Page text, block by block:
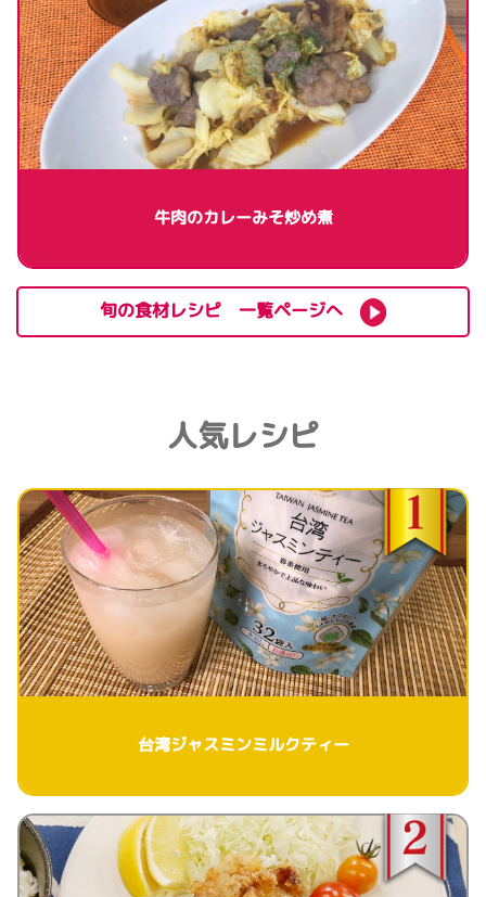
牛肉のカレーみそ炒め煮
旬の食材レシピ 一覧ページへ
人気レシピ
台湾ジャスミンミルクティー